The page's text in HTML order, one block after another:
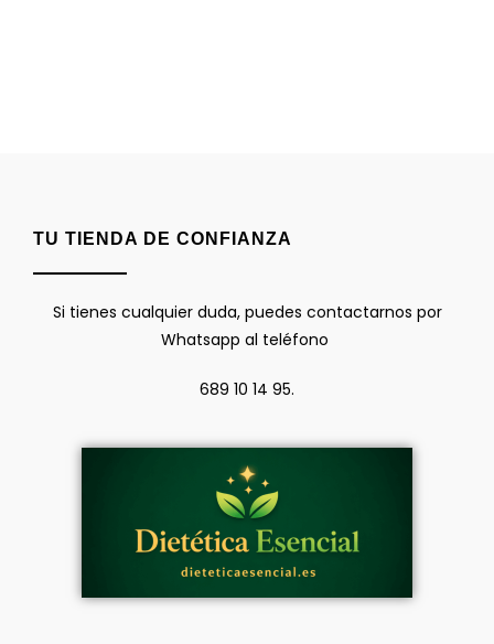
TU TIENDA DE CONFIANZA
Si tienes cualquier duda, puedes contactarnos por
Whatsapp al teléfono
689 10 14 95.